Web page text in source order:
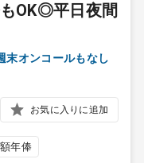
OK◎平日夜間
オンコールもなし
お気に入りに追加
年俸